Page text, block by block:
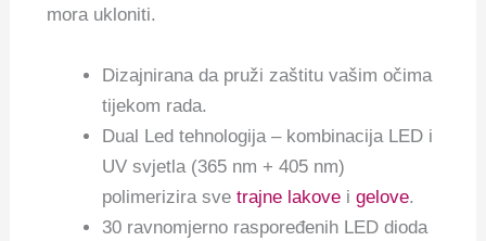
mora ukloniti.
Dizajnirana da pruži zaštitu vašim očima
tijekom rada.
Dual Led tehnologija – kombinacija LED i
UV svjetla (365 nm + 405 nm)
polimerizira svetrajne lakove igelove.
30 ravnomjerno raspoređenih LED dioda